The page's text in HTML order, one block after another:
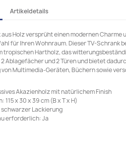
Artikeldetails
Holz versprüht einen modernen Charme
für Ihren Wohnraum. Dieser TV-Schrank
tropischen Hartholz, das
Ablagefächer und 2 Türen und bietet
Multimedia-Geräten, Büchern sowie
Akazienholz mit natürlichem Finish
115 x 30 x 39 cm (B x T x H)
Lackierung
erforderlich: Ja